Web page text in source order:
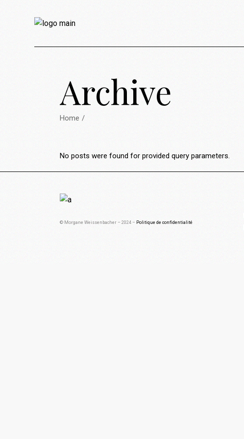
Archive
Home
No posts were found for provided query parameters.
© Morgane Weissenbacher – 2024 – Politique de confidentialité